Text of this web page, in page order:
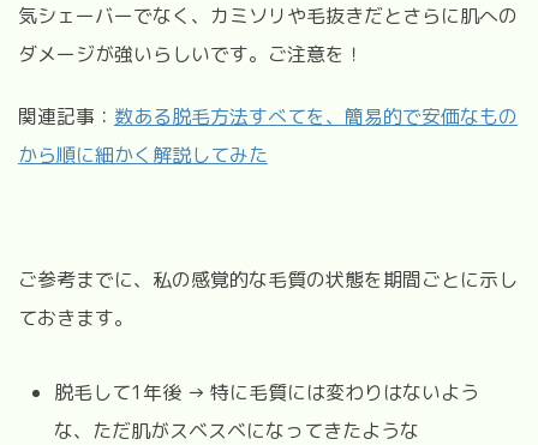
気シェーバーでなく、カミソリや毛抜きだとさらに肌への
ダメージが強いらしいです。ご注意を！
関連記事： 数ある脱毛方法すべてを、簡易的で安価なもの
から順に細かく解説してみた
ご参考までに、私の感覚的な毛質の状態を期間ごとに示し
ておきます。
脱毛して1年後 → 特に毛質には変わりはないよう
な、ただ肌がスベスベになってきたような